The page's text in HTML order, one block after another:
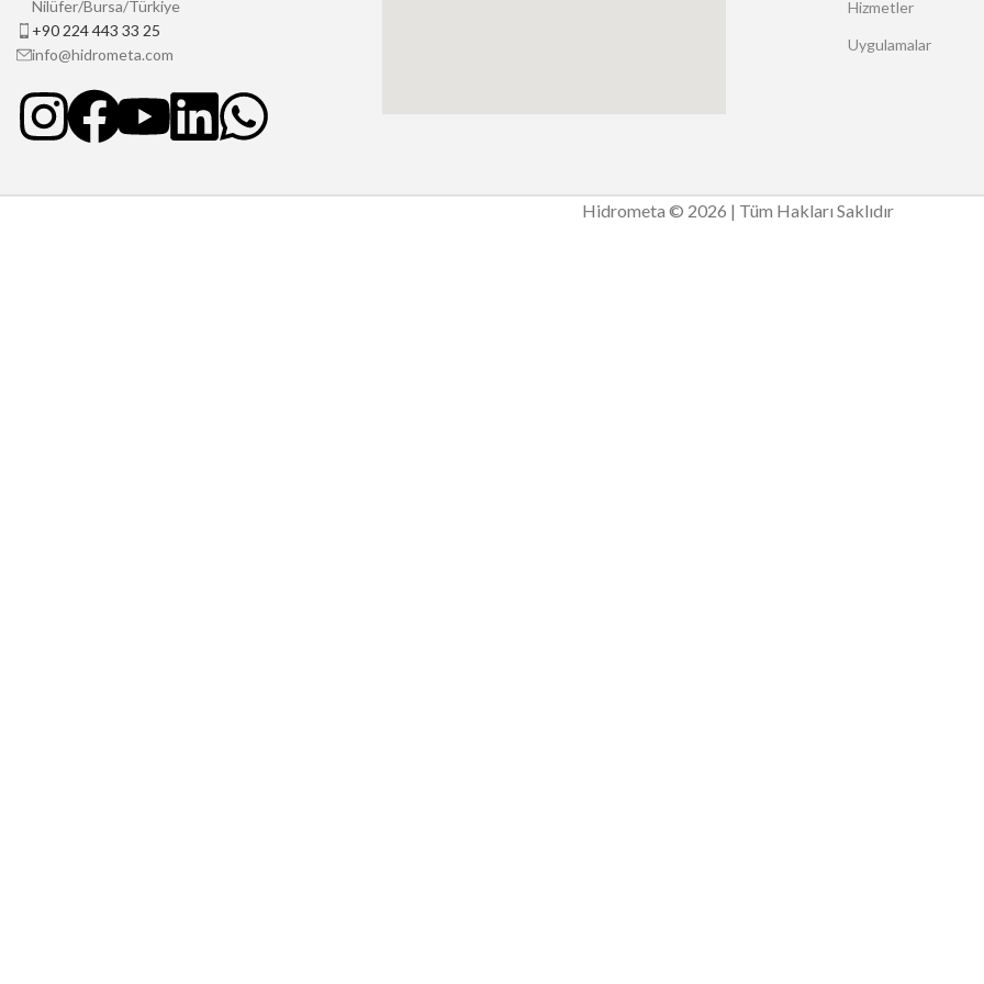
Nilüfer/Bursa/Türkiye
+90 224 443 33 25
info@hidrometa.com
Hizmetler
Uygulamalar
Hidrometa © 2026 | Tüm Hakları Saklıdır